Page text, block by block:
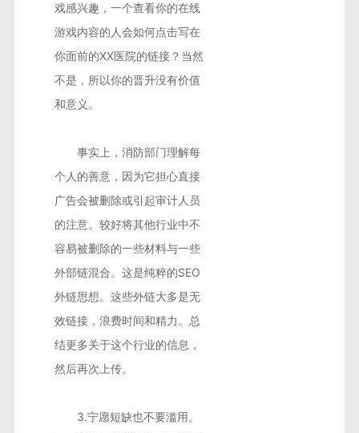
戏感兴趣，一个查看你的在线
游戏内容的人会如何点击写在
你面前的XX医院的链接？当然
不是，所以你的晋升没有价值
和意义。
事实上，消防部门理解每
个人的善意，因为它担心直接
广告会被删除或引起审计人员
的注意。较好将其他行业中不
容易被删除的一些材料与一些
外部链混合。这是纯粹的SEO
外链思想。这些外链大多是无
效链接，浪费时间和精力。总
结更多关于这个行业的信息，
然后再次上传。
3.宁愿短缺也不要滥用。